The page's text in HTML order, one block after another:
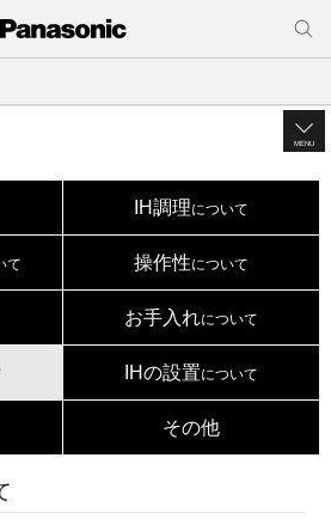
MENU
IH調理について
て 操作性について
お手入れについて
IHの設置について
その他